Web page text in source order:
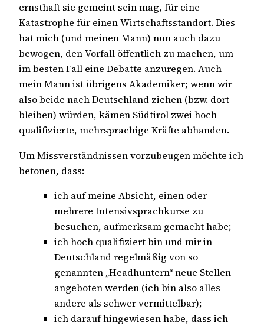
ernsthaft sie gemeint sein mag, für eine
Katastrophe für einen Wirtschaftsstandort. Dies
hat mich (und meinen Mann) nun auch dazu
bewogen, den Vorfall öffentlich zu machen, um
im besten Fall eine Debatte anzuregen. Auch
mein Mann ist übrigens Akademiker; wenn wir
also beide nach Deutschland ziehen (bzw. dort
bleiben) würden, kämen Südtirol zwei hoch
qualifizierte, mehrsprachige Kräfte abhanden.
Um Missverständnissen vorzubeugen möchte ich
betonen, dass:
ich auf meine Absicht, einen oder
mehrere Intensivsprachkurse zu
besuchen, aufmerksam gemacht habe;
ich hoch qualifiziert bin und mir in
Deutschland regelmäßig von so
genannten „Headhuntern“ neue Stellen
angeboten werden (ich bin also alles
andere als schwer vermittelbar);
ich darauf hingewiesen habe, dass ich